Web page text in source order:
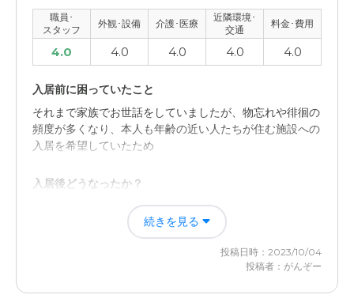
職員･
スタッフ
外観･設備 介護･医療
近隣環境･
交通
料金･費用
4.0 4.0 4.0 4.0 4.0
入居前に困っていたこと
それまで家族でお世話をしていましたが、物忘れや徘徊の
頻度が多くなり、本人も年齢の近い人たちが住む施設への
入居を希望していたため
入居後どうなったか？
それまで、物忘れや徘徊等、頻度が多くなったため、その
お世話をするのにさいていた時間を自分たちのために使え
続きを見る
投稿日時：2023/10/04
投稿者：がんぞー